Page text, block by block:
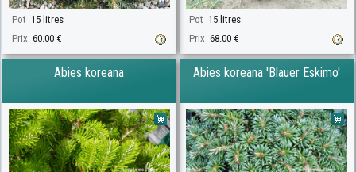
Pot 15 litres
Prix 60.00 €
Pot 15 litres
Prix 68.00 €
Abies koreana Abies koreana 'Blauer Eskimo'